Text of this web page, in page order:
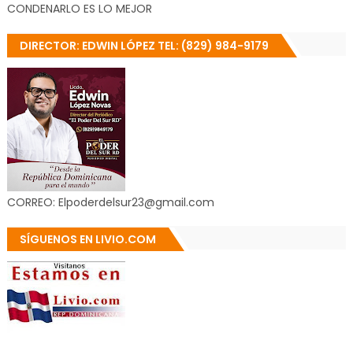
CONDENARLO ES LO MEJOR
DIRECTOR: EDWIN LÓPEZ TEL: (829) 984-9179
CORREO: Elpoderdelsur23@gmail.com
SÍGUENOS EN LIVIO.COM